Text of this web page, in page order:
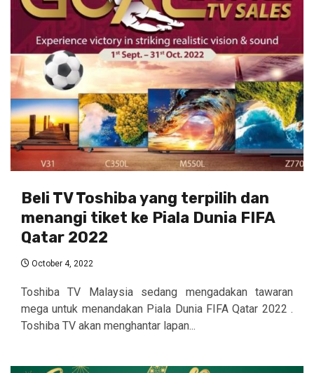
Beli TV Toshiba yang terpilih dan
menangi tiket ke Piala Dunia FIFA
Qatar 2022
October 4, 2022
Toshiba TV Malaysia sedang mengadakan tawaran
mega untuk menandakan Piala Dunia FIFA Qatar 2022 .
Toshiba TV akan menghantar lapan...